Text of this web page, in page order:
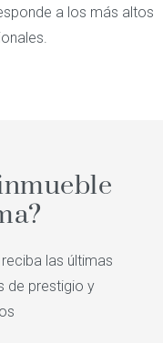
a los más altos
las últimas
de prestigio y